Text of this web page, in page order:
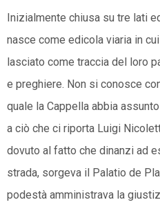
Inizialmente chiusa su tre lati
nasce come edicola viaria in
lasciato come traccia del loro
e preghiere. Non si conosce
quale la Cappella abbia
a ciò che ci riporta Luigi
dovuto al fatto che dinanzi ad
strada, sorgeva il Palatio de
podestà amministrava la